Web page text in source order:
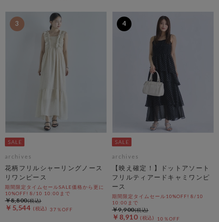
3
archives
花柄フリルシャーリングノース
リワンピース
期間限定タイムセールSALE価格から更に
10%OFF! 8/10 10:00まで
￥5,544 37％OFF
￥8,800
4
archives
【映え確定！】ドットアソート
フリルティアードキャミワンピ
ース
期間限定タイムセール10%OFF! 8/10
10:00まで
￥8,910 10％OFF
￥9,900